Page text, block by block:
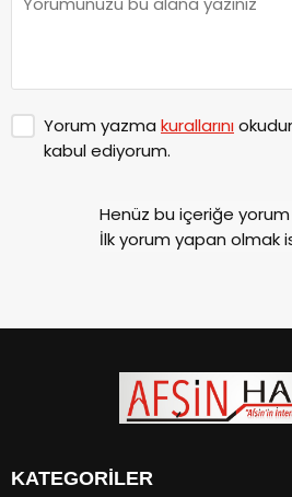
Yorum yazma kurallarını
kabul ediyorum.
Henüz bu içeriğe yorum
İlk yorum yapan olmak
KATEGORİLER